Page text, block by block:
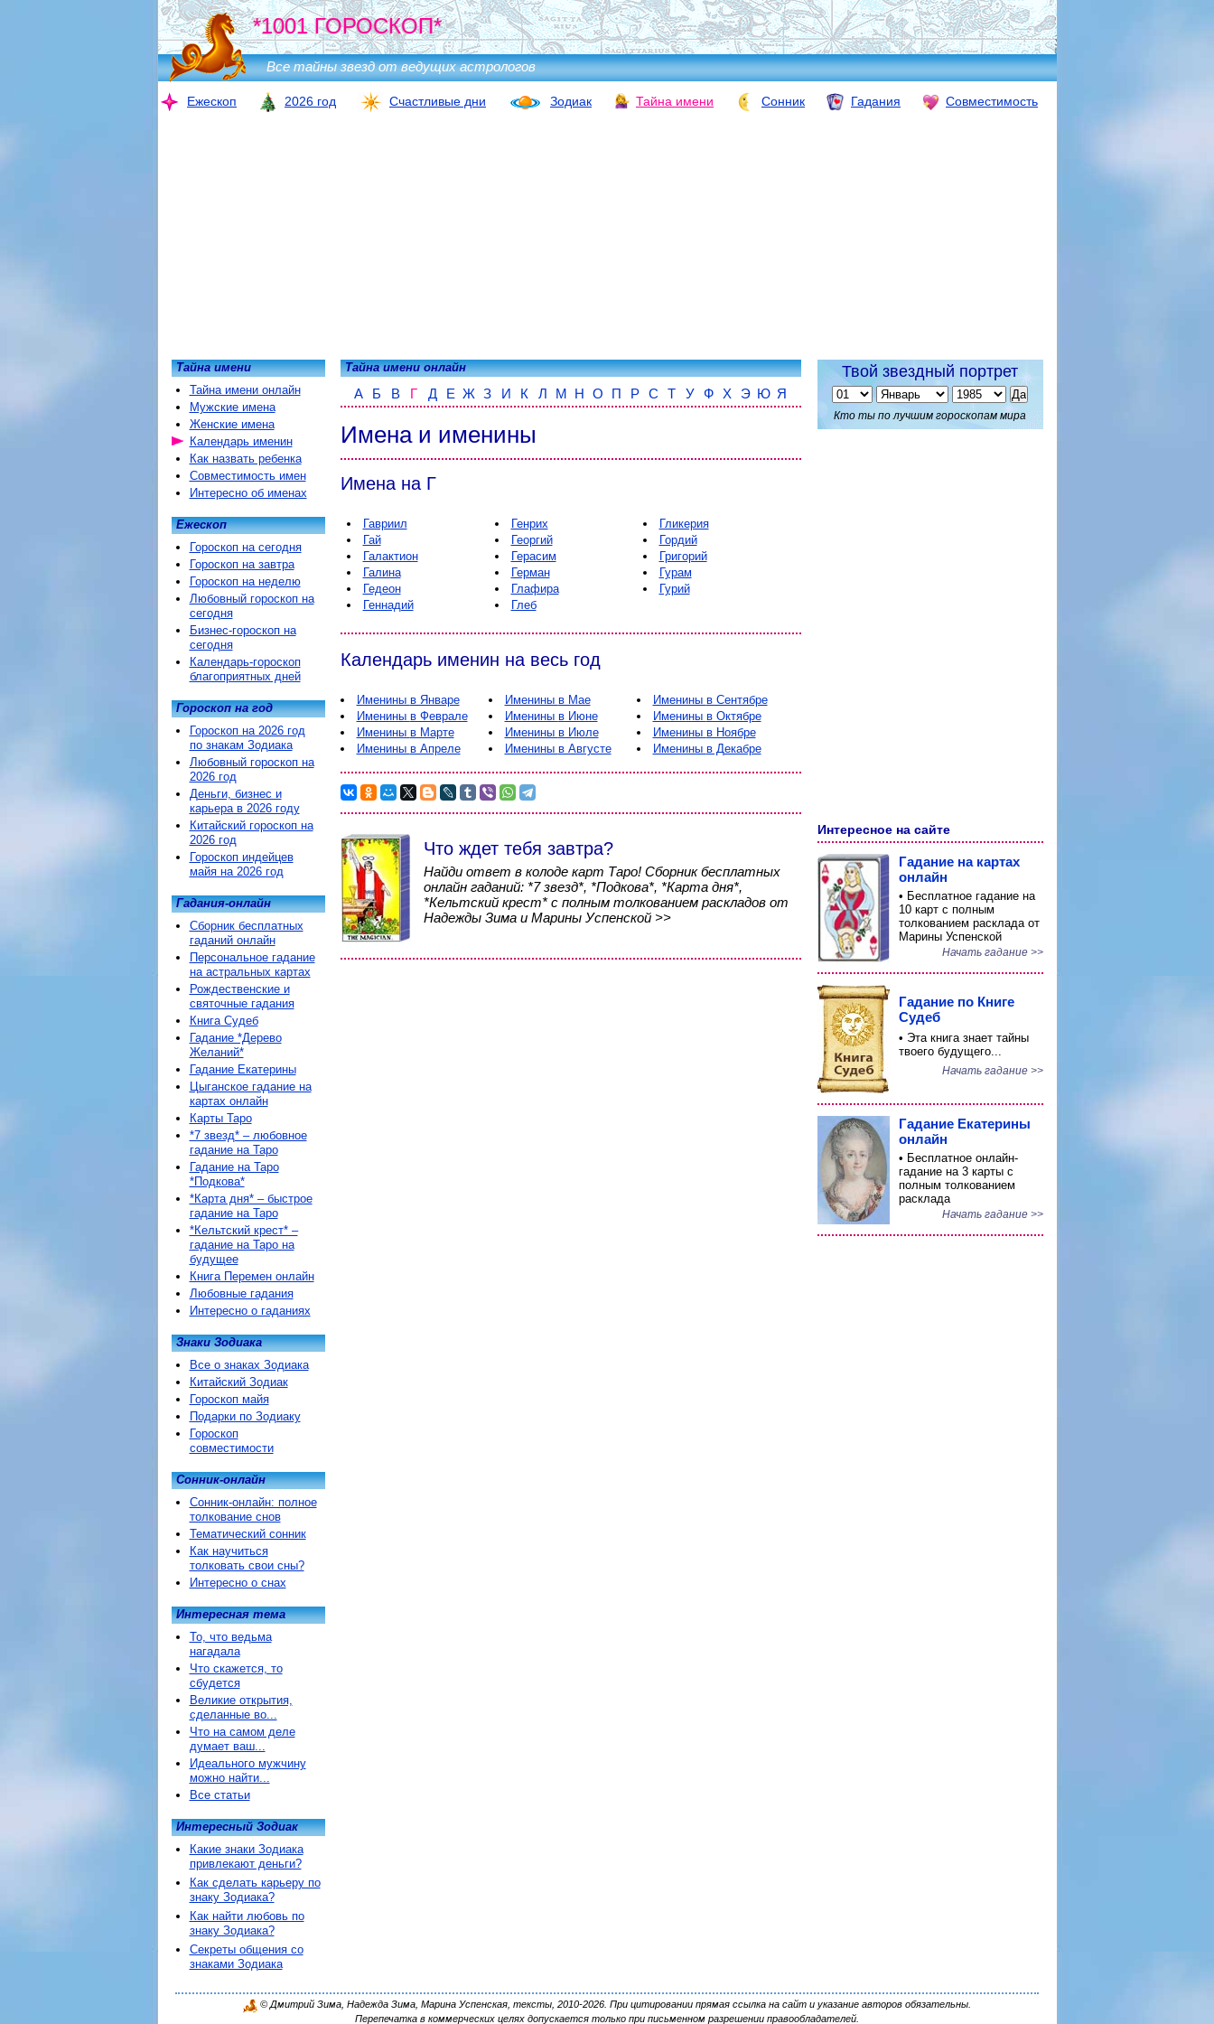
*1001 ГОРОСКОП*
Все тайны звезд от ведущих астрологов
Ежескоп 2026 год Счастливые дни Зодиак Тайна имени Сонник Гадания Совместимость
Тайна имени онлайн
А Б В Г Д Е Ж З И К Л М Н О П Р С Т У Ф Х Э Ю Я
Имена и именины
Имена на Г
Гавриил
Гай
Галактион
Галина
Гедеон
Геннадий
Генрих
Георгий
Герасим
Герман
Глафира
Глеб
Гликерия
Гордий
Григорий
Гурам
Гурий
Календарь именин на весь год
Именины в Январе
Именины в Феврале
Именины в Марте
Именины в Апреле
Именины в Мае
Именины в Июне
Именины в Июле
Именины в Августе
Именины в Сентябре
Именины в Октябре
Именины в Ноябре
Именины в Декабре
Что ждет тебя завтра?
Найди ответ в колоде карт Таро! Сборник бесплатных
онлайн гаданий: *7 звезд*, *Подкова*, *Карта дня*,
*Кельтский крест* с полным толкованием раскладов от
Надежды Зима и Марины Успенской >>
Тайна имени
Тайна имени онлайн
Мужские имена
Женские имена
Календарь именин
Как назвать ребенка
Совместимость имен
Интересно об именах
Ежескоп
Гороскоп на сегодня
Гороскоп на завтра
Гороскоп на неделю
Любовный гороскоп на
сегодня
Бизнес-гороскоп на
сегодня
Календарь-гороскоп
благоприятных дней
Гороскоп на год
Гороскоп на 2026 год
по знакам Зодиака
Любовный гороскоп на
2026 год
Деньги, бизнес и
карьера в 2026 году
Китайский гороскоп на
2026 год
Гороскоп индейцев
майя на 2026 год
Гадания-онлайн
Сборник бесплатных
гаданий онлайн
Персональное гадание
на астральных картах
Рождественские и
святочные гадания
Книга Судеб
Гадание *Дерево
Желаний*
Гадание Екатерины
Цыганское гадание на
картах онлайн
Карты Таро
*7 звезд* – любовное
гадание на Таро
Гадание на Таро
*Подкова*
*Карта дня* – быстрое
гадание на Таро
*Кельтский крест* –
гадание на Таро на
будущее
Книга Перемен онлайн
Любовные гадания
Интересно о гаданиях
Знаки Зодиака
Все о знаках Зодиака
Китайский Зодиак
Гороскоп майя
Подарки по Зодиаку
Гороскоп
совместимости
Сонник-онлайн
Сонник-онлайн: полное
толкование снов
Тематический сонник
Как научиться
толковать свои сны?
Интересно о снах
Интересная тема
То, что ведьма
нагадала
Что скажется, то
сбудется
Великие открытия,
сделанные во...
Что на самом деле
думает ваш...
Идеального мужчину
можно найти...
Все статьи
Интересный Зодиак
Какие знаки Зодиака
привлекают деньги?
Как сделать карьеру по
знаку Зодиака?
Как найти любовь по
знаку Зодиака?
Секреты общения со
знаками Зодиака
Твой звездный портрет
Кто ты по лучшим гороскопам мира
Интересное на сайте
Гадание на картах
онлайн
• Бесплатное гадание на
10 карт с полным
толкованием расклада от
Марины Успенской
Начать гадание >>
Гадание по Книге
Судеб
• Эта книга знает тайны
твоего будущего...
Начать гадание >>
Гадание Екатерины
онлайн
• Бесплатное онлайн-
гадание на 3 карты с
полным толкованием
расклада
Начать гадание >>
© Дмитрий Зима, Надежда Зима, Марина Успенская, тексты, 2010-2026. При цитировании прямая ссылка на сайт и указание авторов обязательны.
Перепечатка в коммерческих целях допускается только при письменном разрешении правообладателей.